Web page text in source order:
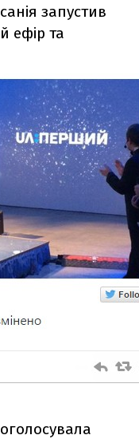
запустив
ефір та